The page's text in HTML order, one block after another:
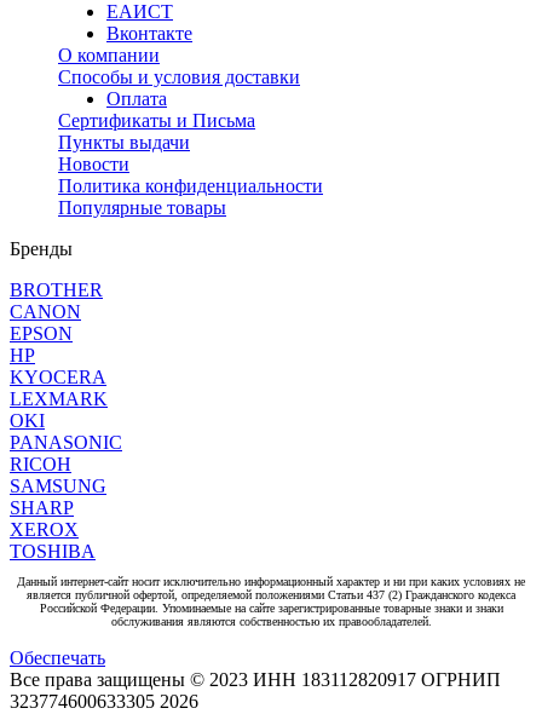
ЕАИСТ
Вконтакте
О компании
Способы и условия доставки
Оплата
Сертификаты и Письма
Пункты выдачи
Новости
Политика конфиденциальности
Популярные товары
Бренды
BROTHER
CANON
EPSON
HP
KYOCERA
LEXMARK
OKI
PANASONIC
RICOH
SAMSUNG
SHARP
XEROX
TOSHIBA
Данный интернет-сайт носит исключительно информационный характер и ни при каких условиях не
является публичной офертой, определяемой положениями Статьи 437 (2) Гражданского кодекса
Российской Федерации. Упоминаемые на сайте зарегистрированные товарные знаки и знаки
обслуживания являются собственностью их правообладателей.
Обеспечать
Все права защищены © 2023 ИНН 183112820917 ОГРНИП
323774600633305 2026